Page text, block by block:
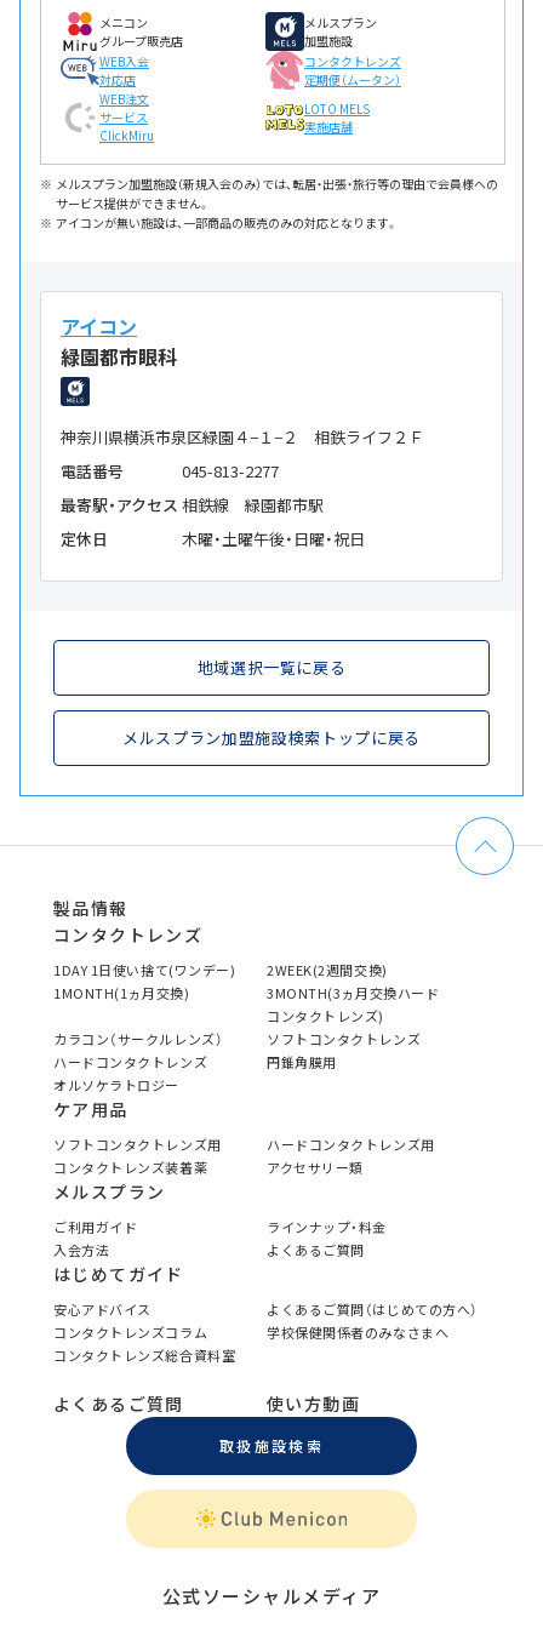
メニコン
グループ販売店
メルスプラン
加盟施設
WEB入会
対応店
コンタクトレンズ
定期便（ムータン）
WEB注文
サービス
ClickMiru
LOTO MELS
実施店舗
メルスプラン加盟施設（新規入会のみ）では、転居・出張・旅行等の理由で会員様への
サービス提供ができません。
アイコンが無い施設は、一部商品の販売のみの対応となります。
アイコン
緑園都市眼科
神奈川県横浜市泉区緑園４−１−２ 相鉄ライフ２Ｆ
電話番号
045-813-2277
最寄駅・アクセス 相鉄線 緑園都市駅
定休日
木曜・土曜午後・日曜・祝日
地域選択一覧に戻る
メルスプラン加盟施設検索トップに戻る
製品情報
コンタクトレンズ
1DAY 1日使い捨て(ワンデー)
2WEEK(2週間交換)
1MONTH(1ヵ月交換)
3MONTH(3ヵ月交換ハード
コンタクトレンズ)
カラコン（サークルレンズ）
ソフトコンタクトレンズ
ハードコンタクトレンズ
円錐角膜用
オルソケラトロジー
ケア用品
ソフトコンタクトレンズ用
ハードコンタクトレンズ用
コンタクトレンズ装着薬
アクセサリー類
メルスプラン
ご利用ガイド
ラインナップ・料金
入会方法
よくあるご質問
はじめてガイド
安心アドバイス
よくあるご質問（はじめての方へ）
コンタクトレンズコラム
学校保健関係者のみなさまへ
コンタクトレンズ総合資料室
よくあるご質問 使い方動画
取扱施設検索
公式ソーシャルメディア